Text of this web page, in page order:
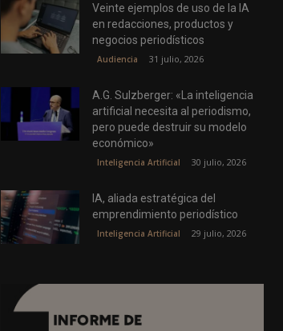
Veinte ejemplos de uso de la IA
en redacciones, productos y
negocios periodísticos
Audiencia 31 julio, 2026
A.G. Sulzberger: «La inteligencia
artificial necesita al periodismo,
pero puede destruir su modelo
económico»
Inteligencia Artificial 30 julio, 2026
IA, aliada estratégica del
emprendimiento periodístico
Inteligencia Artificial 29 julio, 2026